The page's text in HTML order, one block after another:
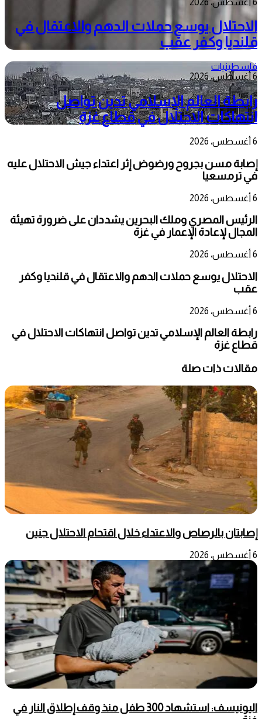
الاحتلال يوسع حملات الدهم والاعتقال في
قلنديا وكفر عقب
فلسطينيات
6 أغسطس، 2026
رابطة العالم الإسلامي تدين تواصل
انتهاكات الاحتلال في قطاع غزة
6 أغسطس، 2026
إصابة مسن بجروح ورضوض إثر اعتداء جيش الاحتلال عليه
في ترمسعيا
6 أغسطس، 2026
الرئيس المصري وملك البحرين يشددان على ضرورة تهيئة
المجال لإعادة الإعمار في غزة
6 أغسطس، 2026
الاحتلال يوسع حملات الدهم والاعتقال في قلنديا وكفر
عقب
6 أغسطس، 2026
رابطة العالم الإسلامي تدين تواصل انتهاكات الاحتلال في
قطاع غزة
مقالات ذات صلة
إصابتان بالرصاص والاعتداء خلال اقتحام الاحتلال جنين
6 أغسطس، 2026
اليونيسف: استشهاد 300 طفل منذ وقف إطلاق النار في